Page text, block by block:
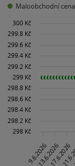
Maloobchodní cena